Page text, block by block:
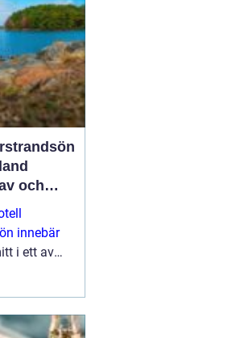
och
innebär
i ett av
lockar